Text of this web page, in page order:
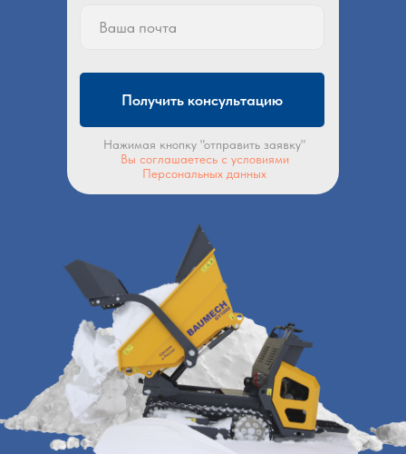
Получить консультацию
Нажимая кнопку "отправить заявку"
Вы соглашаетесь с условиями
Персональных данных